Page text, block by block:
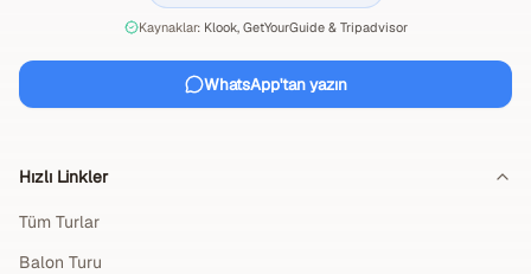
Kaynaklar: Klook, GetYourGuide & Tripadvisor
WhatsApp'tan yazın
Hızlı Linkler
Tüm Turlar
Balon Turu